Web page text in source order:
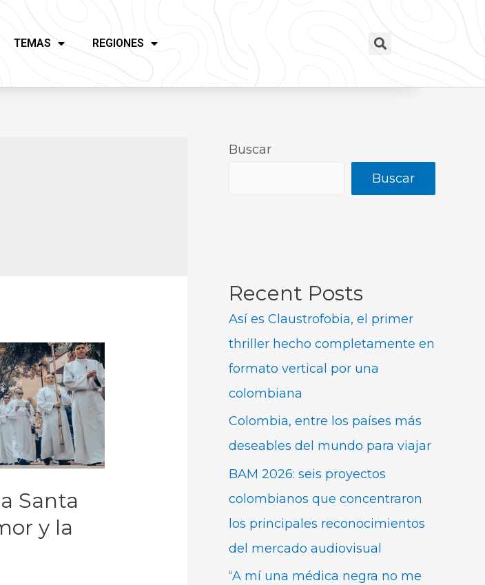
TEMAS REGIONES
Santa
y la
Buscar
Buscar
Recent Posts
Así es Claustrofobia, el primer
thriller hecho completamente en
formato vertical por una
colombiana
Colombia, entre los países más
deseables del mundo para viajar
BAM 2026: seis proyectos
colombianos que concentraron
los principales reconocimientos
del mercado audiovisual
“A mí una médica negra no me